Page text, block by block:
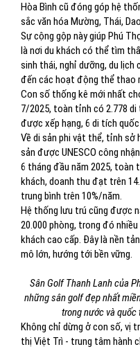
Hòa Bình cũ đóng góp hệ
sắc văn hóa Mường, Thái,
Sự cộng gộp này giúp Phú
là nơi du khách có thể tìm
sinh thái, nghỉ dưỡng, du lịch
đến các hoạt động thể thao
Con số thống kê mới nhất
7/2025, toàn tỉnh có 2.778
được xếp hạng, 6 di tích
Về di sản phi vật thể, tỉnh sở
sản được UNESCO công
6 tháng đầu năm 2025, toàn
khách, doanh thu đạt trên
trung bình trên 10%/năm.
Hệ thống lưu trú cũng được
20.000 phòng, trong đó
khách cao cấp. Đây là nền
mô lớn, hướng tới bền vững.
Sân Golf Thanh Lanh của
những sân golf đẹp nhất
trong nước và quốc
Không chỉ dừng ở con số, vị
thị Việt Trì - trung tâm hành